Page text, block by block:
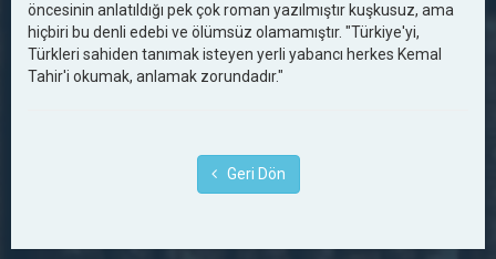
öncesinin anlatıldığı pek çok roman yazılmıştır kuşkusuz, ama
hiçbiri bu denli edebi ve ölümsüz olamamıştır. "Türkiye'yi,
Türkleri sahiden tanımak isteyen yerli yabancı herkes Kemal
Tahir'i okumak, anlamak zorundadır."
Geri Dön